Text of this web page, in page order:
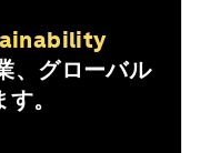
、グローバル
。